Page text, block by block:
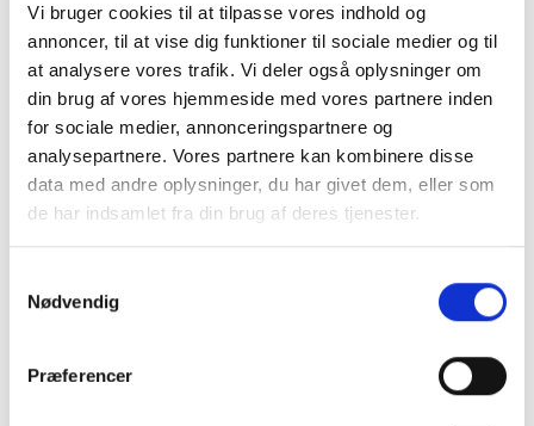
Vi bruger cookies til at tilpasse vores indhold og
annoncer, til at vise dig funktioner til sociale medier og til
at analysere vores trafik. Vi deler også oplysninger om
din brug af vores hjemmeside med vores partnere inden
for sociale medier, annonceringspartnere og
analysepartnere. Vores partnere kan kombinere disse
data med andre oplysninger, du har givet dem, eller som
de har indsamlet fra din brug af deres tjenester.
Nødvendig
Præferencercards 2025/26
ØVRIGT
Topps Premier League
2025/26 Starter Pack
119,95kr.
TILFØJ TIL KURV